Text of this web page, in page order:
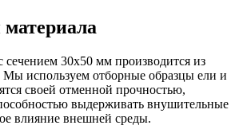
сечением 30х50 мм производится из
используем отборные образцы ели и
своей отменной прочностью,
выдерживать внушительные
влияние внешней среды.